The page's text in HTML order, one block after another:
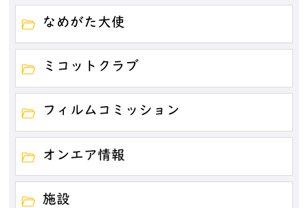
なめがた大使
ミコットクラブ
フィルムコミッション
オンエア情報
施設